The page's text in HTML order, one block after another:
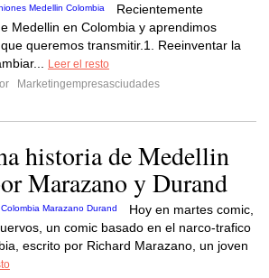
Recientemente
Medellin en Colombia y aprendimos
queremos transmitir.1. Reeinventar la
Leer el resto
Marketingempresasciudades
historia de Medellin
Marazano y Durand
Hoy en martes comic,
un comic basado en el narco-trafico
escrito por Richard Marazano, un joven